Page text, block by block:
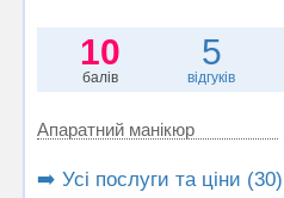
10
балів
5
відгуків
Апаратний манікюр
➡️ Усі послуги та ціни (30)